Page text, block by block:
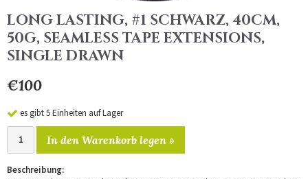
LONG LASTING, #1 SCHWARZ, 40CM,
50G, SEAMLESS TAPE EXTENSIONS,
SINGLE DRAWN
€100
es gibt 5 Einheiten auf Lager
In den Warenkorb legen »
Beschreibung: